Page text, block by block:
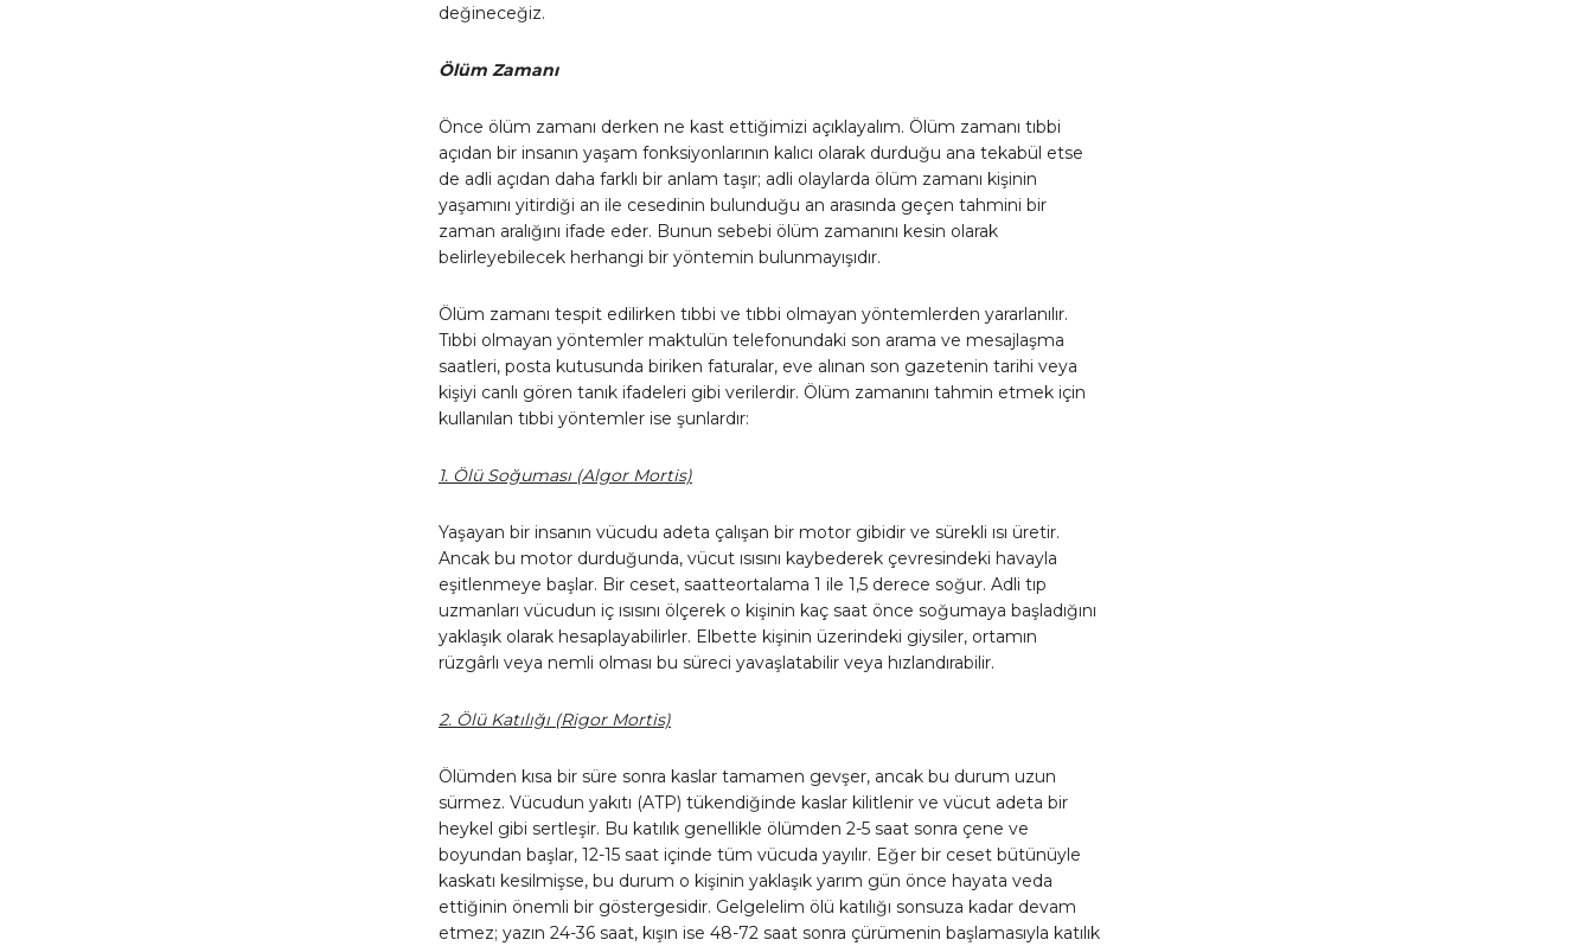
değineceğiz.
Ölüm Zamanı
Önce ölüm zamanı derken ne kast ettiğimizi açıklayalım. Ölüm zamanı tıbbi
açıdan bir insanın yaşam fonksiyonlarının kalıcı olarak durduğu ana tekabül etse
de adli açıdan daha farklı bir anlam taşır; adli olaylarda ölüm zamanı kişinin
yaşamını yitirdiği an ile cesedinin bulunduğu an arasında geçen tahmini bir
zaman aralığını ifade eder. Bunun sebebi ölüm zamanını kesin olarak
belirleyebilecek herhangi bir yöntemin bulunmayışıdır.
Ölüm zamanı tespit edilirken tıbbi ve tıbbi olmayan yöntemlerden yararlanılır.
Tıbbi olmayan yöntemler maktulün telefonundaki son arama ve mesajlaşma
saatleri, posta kutusunda biriken faturalar, eve alınan son gazetenin tarihi veya
kişiyi canlı gören tanık ifadeleri gibi verilerdir. Ölüm zamanını tahmin etmek için
kullanılan tıbbi yöntemler ise şunlardır:
1. Ölü Soğuması (Algor Mortis)
Yaşayan bir insanın vücudu adeta çalışan bir motor gibidir ve sürekli ısı üretir.
Ancak bu motor durduğunda, vücut ısısını kaybederek çevresindeki havayla
eşitlenmeye başlar. Bir ceset, saatteortalama 1 ile 1,5 derece soğur. Adli tıp
uzmanları vücudun iç ısısını ölçerek o kişinin kaç saat önce soğumaya başladığını
yaklaşık olarak hesaplayabilirler. Elbette kişinin üzerindeki giysiler, ortamın
rüzgârlı veya nemli olması bu süreci yavaşlatabilir veya hızlandırabilir.
2. Ölü Katılığı (Rigor Mortis)
Ölümden kısa bir süre sonra kaslar tamamen gevşer, ancak bu durum uzun
sürmez. Vücudun yakıtı (ATP) tükendiğinde kaslar kilitlenir ve vücut adeta bir
heykel gibi sertleşir. Bu katılık genellikle ölümden 2-5 saat sonra çene ve
boyundan başlar, 12-15 saat içinde tüm vücuda yayılır. Eğer bir ceset bütünüyle
kaskatı kesilmişse, bu durum o kişinin yaklaşık yarım gün önce hayata veda
ettiğinin önemli bir göstergesidir. Gelgelelim ölü katılığı sonsuza kadar devam
etmez; yazın 24-36 saat, kışın ise 48-72 saat sonra çürümenin başlamasıyla katılık